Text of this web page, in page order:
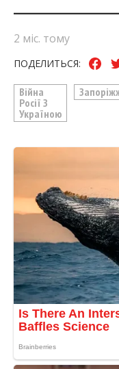
2 міс. тому
ПОДЕЛИТЬСЯ:
Війна
Росії З
Україною